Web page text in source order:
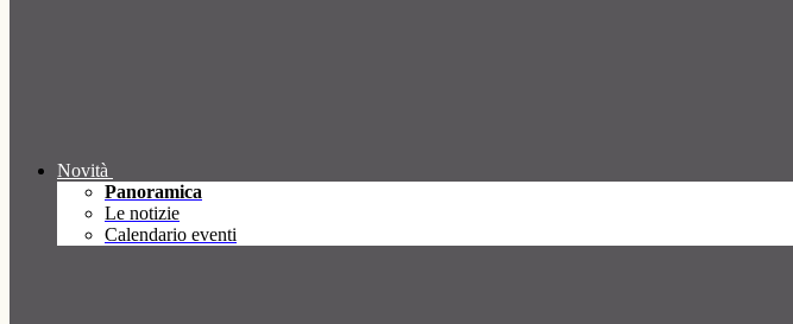
Novità
Panoramica
Le notizie
Calendario eventi